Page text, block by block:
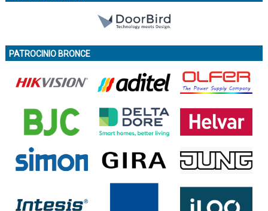
PATROCINIO BRONCE